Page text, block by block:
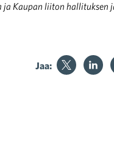
Kaupan liiton hallituksen
Jaa: